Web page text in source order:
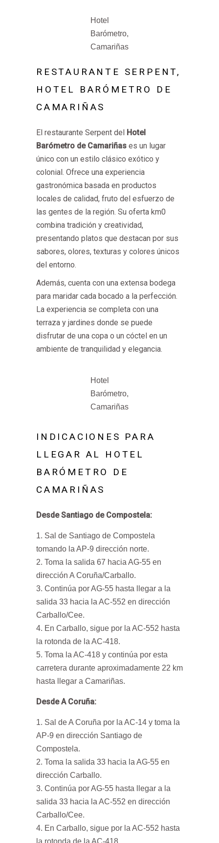
Hotel
Barómetro,
Camariñas
RESTAURANTE SERPENT,
HOTEL BARÓMETRO DE
CAMARIÑAS
El restaurante Serpent del Hotel
Barómetro de Camariñas es un lugar
único con un estilo clásico exótico y
colonial. Ofrece una experiencia
gastronómica basada en productos
locales de calidad, fruto del esfuerzo de
las gentes de la región. Su oferta km0
combina tradición y creatividad,
presentando platos que destacan por sus
sabores, olores, texturas y colores únicos
del entorno.
Además, cuenta con una extensa bodega
para maridar cada bocado a la perfección.
La experiencia se completa con una
terraza y jardines donde se puede
disfrutar de una copa o un cóctel en un
ambiente de tranquilidad y elegancia.
Hotel
Barómetro,
Camariñas
INDICACIONES PARA
LLEGAR AL HOTEL
BARÓMETRO DE
CAMARIÑAS
Desde Santiago de Compostela:
Sal de Santiago de Compostela
tomando la AP-9 dirección norte.
Toma la salida 67 hacia AG-55 en
dirección A Coruña/Carballo.
Continúa por AG-55 hasta llegar a la
salida 33 hacia la AC-552 en dirección
Carballo/Cee.
En Carballo, sigue por la AC-552 hasta
la rotonda de la AC-418.
Toma la AC-418 y continúa por esta
carretera durante aproximadamente 22 km
hasta llegar a Camariñas.
Desde A Coruña:
Sal de A Coruña por la AC-14 y toma la
AP-9 en dirección Santiago de
Compostela.
Toma la salida 33 hacia la AG-55 en
dirección Carballo.
Continúa por AG-55 hasta llegar a la
salida 33 hacia la AC-552 en dirección
Carballo/Cee.
En Carballo, sigue por la AC-552 hasta
la rotonda de la AC-418.